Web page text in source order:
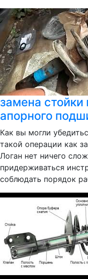
замена
апорного
Как вы могли
такой операции как
Логан нет ничего
придерживаться
соблюдать порядок